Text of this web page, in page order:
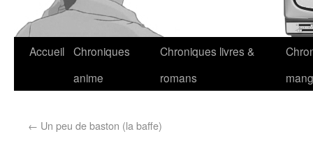
Accueil Chroniques
anime
Chroniques livres &
romans
← Un peu de baston (la baffe)